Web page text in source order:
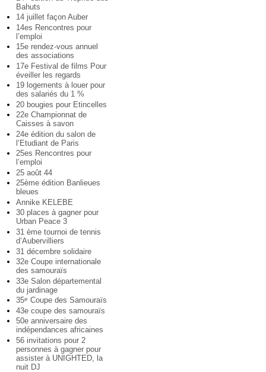
Bahuts
14 juillet façon Auber
14es Rencontres pour
l’emploi
15e rendez-vous annuel
des associations
17e Festival de films Pour
éveiller les regards
19 logements à louer pour
des salariés du 1 %
20 bougies pour Etincelles
22e Championnat de
Caisses à savon
24e édition du salon de
l’Etudiant de Paris
25es Rencontres pour
l’emploi
25 août 44
25ème édition Banlieues
bleues
Annike KELEBE
30 places à gagner pour
Urban Peace 3
31 ème tournoi de tennis
d’Aubervilliers
31 décembre solidaire
32e Coupe internationale
des samouraïs
33e Salon départemental
du jardinage
35e Coupe des Samouraïs
43e coupe des samouraïs
50e anniversaire des
indépendances africaines
56 invitations pour 2
personnes à gagner pour
assister à UNIGHTED, la
nuit DJ